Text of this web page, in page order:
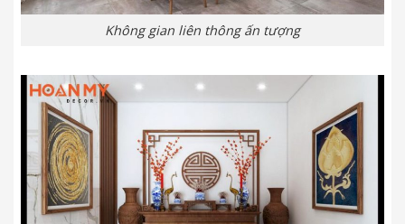
Không gian liên thông ấn tượng